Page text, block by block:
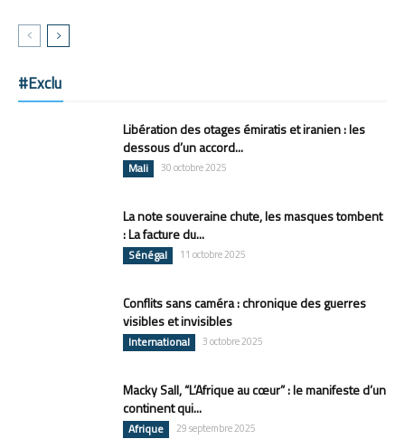
#Exclu
Libération des otages émiratis et iranien : les
dessous d’un accord...
Mali 30 octobre 2025
La note souveraine chute, les masques tombent
: La facture du...
Sénégal 11 octobre 2025
Conflits sans caméra : chronique des guerres
visibles et invisibles
International 3 octobre 2025
Macky Sall, “L’Afrique au cœur” : le manifeste d’un
continent qui...
Afrique 29 septembre 2025